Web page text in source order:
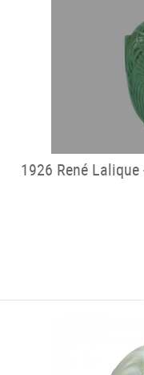
1926 René